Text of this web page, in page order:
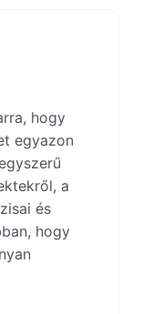
hogy
egyazon
a
és
hogy